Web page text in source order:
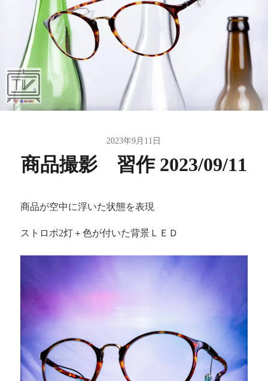
2023年9月11日
商品撮影 習作 2023/09/11
商品が空中に浮いた状態を表現
ストロボ2灯＋色が付いた背景ＬＥＤ